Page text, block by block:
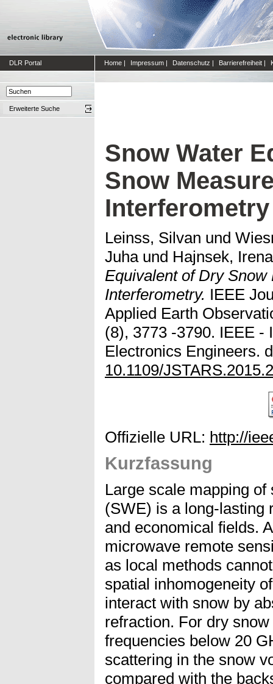
DLR Portal Home | Impressum | Datenschutz | Barrierefreiheit |
Erweiterte Suche
Snow Water
Snow
Interferometry
Leinss, Silvan und
Juhaund Hajnsek, Irena
Equivalent of Dry
Interferometry. IEEE
Applied Earth
(8), 3773 -3790. IEEE -
Electronics Engineers.
10.1109/
Offizielle URL: http://
Kurzfassung
Large scale mapping
(SWE) is a long-lasting
and economical fields.
microwave remote
as local methods
spatial inhomogeneity
interact with snow by
refraction. For dry
frequencies below 20
scattering in the snow
compared with the